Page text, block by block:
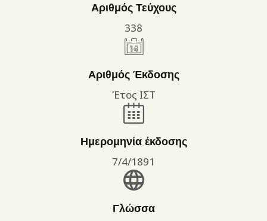
Αριθμός Τεύχους
338
Αριθμός Έκδοσης
Έτος ΙΣΤ
Ημερομηνία έκδοσης
7/4/1891
Γλώσσα